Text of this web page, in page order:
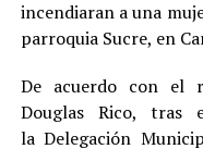
incendiaran a una
parroquia Sucre, en
De acuerdo con el
Douglas Rico, tras
la Delegación